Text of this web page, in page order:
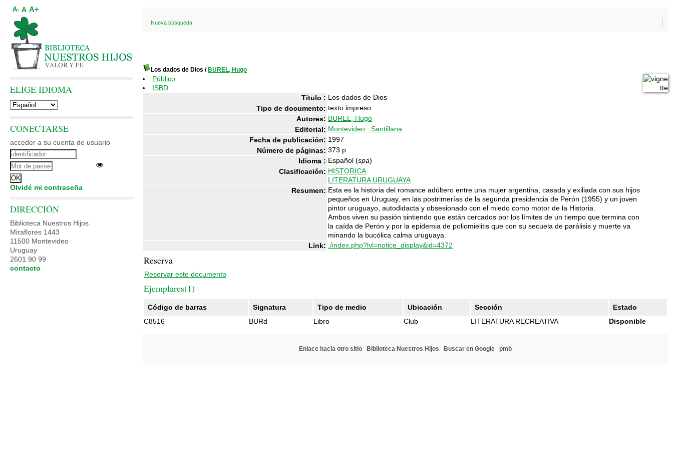
Nueva búsqueda
Los dados de Dios / BUREL, Hugo
Público
ISBD
Título : Los dados de Dios
Tipo de documento: texto impreso
Autores: BUREL, Hugo
Editorial: Montevideo : Santillana
Fecha de publicación: 1997
Número de páginas: 373 p
Idioma : Español (spa)
Clasificación: HISTORICA
LITERATURA URUGUAYA
Resumen: Esta es la historia del romance adúltero entre una mujer argentina, casada y exiliada con sus hijos
pequeños en Uruguay, en las postrimerías de la segunda presidencia de Perón (1955) y un joven
pintor uruguayo, autodidacta y obsesionado con el miedo como motor de la Historia.
Ambos viven su pasión sintiendo que están cercados por los límites de un tiempo que termina con
la caída de Perón y por la epidemia de poliomielitis que con su secuela de parálisis y muerte va
minando la bucólica calma uruguaya.
Link: ./index.php?lvl=notice_display&id=4372
Reserva
Reservar este documento
Ejemplares(1)
Código de barras Signatura Tipo de medio Ubicación Sección
Estado
C8516
BURd Libro Club LITERATURA RECREATIVA Disponible
Enlace hacia otro sitio Biblioteca Nuestros Hijos Buscar en Google pmb
A- A A+
ELIGE IDIOMA
CONECTARSE
acceder a su cuenta de usuario
Olvidé mi contraseña
DIRECCIÓN
Biblioteca Nuestros Hijos
Miraflores 1443
11500 Montevideo
Uruguay
2601 90 99
contacto